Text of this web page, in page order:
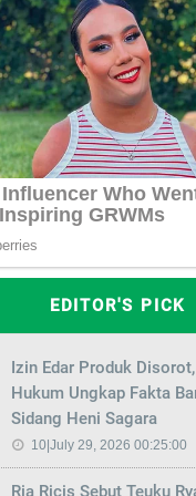
EDITOR'S PICK
Izin Edar Produk
Hukum Ungkap Fakta
Sidang Heni Sagara
10|July 29, 2026 00:25:00
Ria Ricis Sebut Teuku